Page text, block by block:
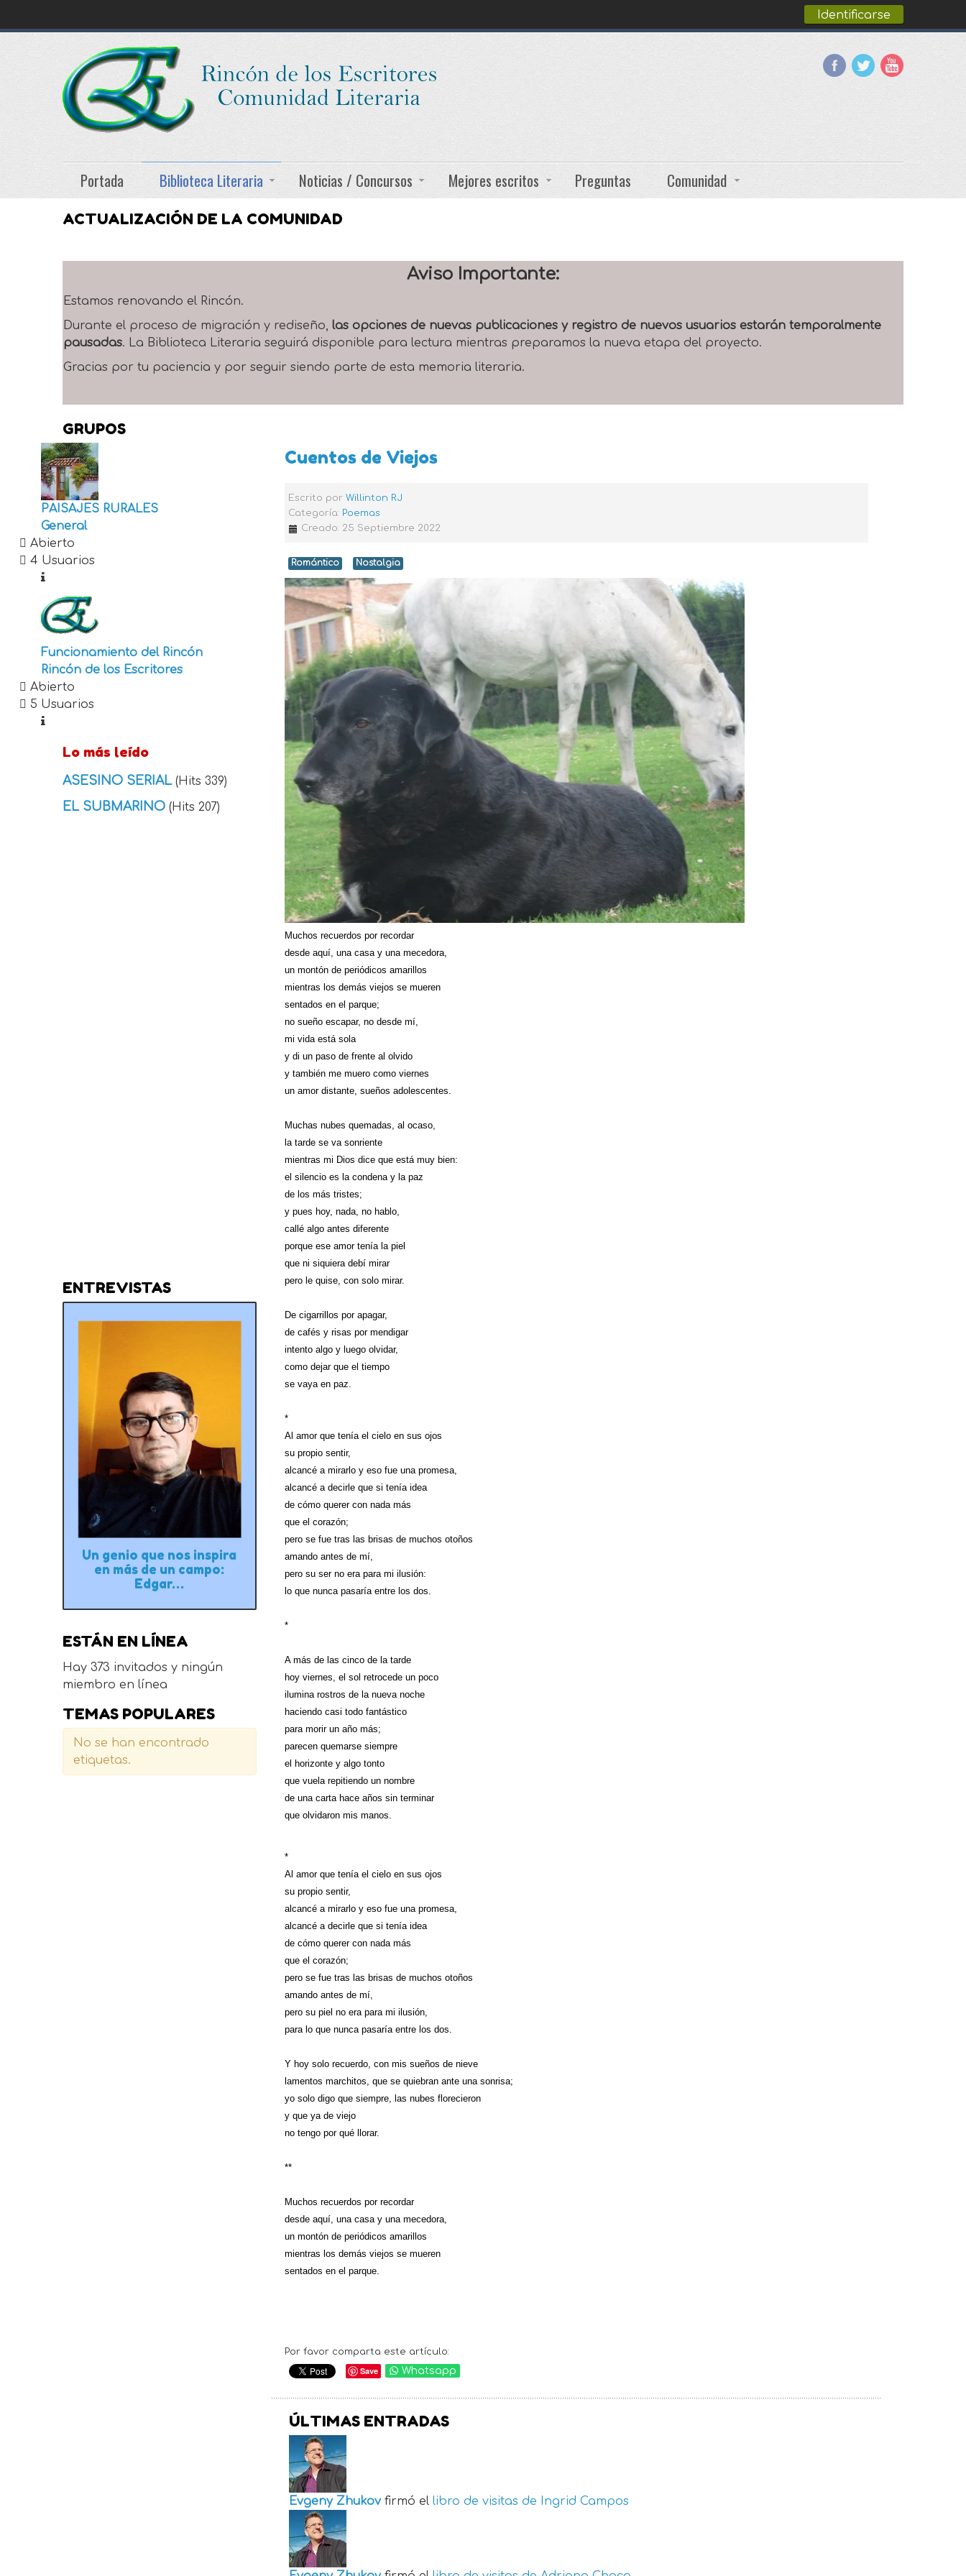
Identificarse
Portada Biblioteca Literaria Noticias / Concursos Mejores escritos Preguntas Comunidad
ACTUALIZACIÓN DE LA COMUNIDAD
Aviso Importante:
Estamos renovando el Rincón.
Durante el proceso de migración y rediseño, las opciones de nuevas publicaciones y registro de nuevos usuarios estarán temporalmente
pausadas. La Biblioteca Literaria seguirá disponible para lectura mientras preparamos la nueva etapa del proyecto.
Gracias por tu paciencia y por seguir siendo parte de esta memoria literaria.
Cuentos de Viejos
Escrito porWillinton RJ
Categoría: Poemas
Creado: 25 Septiembre 2022
Romántico Nostalgia
Muchos recuerdos por recordar
desde aquí, una casa y una mecedora,
un montón de periódicos amarillos
mientras los demás viejos se mueren
sentados en el parque;
no sueño escapar, no desde mí,
mi vida está sola
y di un paso de frente al olvido
y también me muero como viernes
un amor distante, sueños adolescentes.
Muchas nubes quemadas, al ocaso,
la tarde se va sonriente
mientras mi Dios dice que está muy bien:
el silencio es la condena y la paz
de los más tristes;
y pues hoy, nada, no hablo,
callé algo antes diferente
porque ese amor tenía la piel
que ni siquiera debí mirar
pero le quise, con solo mirar.
De cigarrillos por apagar,
de cafés y risas por mendigar
intento algo y luego olvidar,
como dejar que el tiempo
se vaya en paz.
*
Al amor que tenía el cielo en sus ojos
su propio sentir,
alcancé a mirarlo y eso fue una promesa,
alcancé a decirle que si tenía idea
de cómo querer con nada más
que el corazón;
pero se fue tras las brisas de muchos otoños
amando antes de mí,
pero su ser no era para mi ilusión:
lo que nunca pasaría entre los dos.
*
A más de las cinco de la tarde
hoy viernes, el sol retrocede un poco
ilumina rostros de la nueva noche
haciendo casi todo fantástico
para morir un año más;
parecen quemarse siempre
el horizonte y algo tonto
que vuela repitiendo un nombre
de una carta hace años sin terminar
que olvidaron mis manos.
*
Al amor que tenía el cielo en sus ojos
su propio sentir,
alcancé a mirarlo y eso fue una promesa,
alcancé a decirle que si tenía idea
de cómo querer con nada más
que el corazón;
pero se fue tras las brisas de muchos otoños
amando antes de mí,
pero su piel no era para mi ilusión,
para lo que nunca pasaría entre los dos.
Y hoy solo recuerdo, con mis sueños de nieve
lamentos marchitos, que se quiebran ante una sonrisa;
yo solo digo que siempre, las nubes florecieron
y que ya de viejo
no tengo por qué llorar.
**
Muchos recuerdos por recordar
desde aquí, una casa y una mecedora,
un montón de periódicos amarillos
mientras los demás viejos se mueren
sentados en el parque.
Por favor comparta este artículo:
Save Whatsapp
ÚLTIMAS ENTRADAS
Evgeny Zhukov firmó el libro de visitas de Ingrid Campos
GRUPOS
PAISAJES RURALES
General
Abierto
4 Usuarios
Funcionamiento del Rincón
Rincón de los Escritores
Abierto
5 Usuarios
Lo más leído
ASESINO SERIAL (Hits 339)
EL SUBMARINO (Hits 207)
ENTREVISTAS
Un genio que nos inspira
en más de un campo:
Edgar…
ESTÁN EN LÍNEA
Hay 373 invitados y ningún
miembro en línea
TEMAS POPULARES
No se han encontrado
etiquetas.